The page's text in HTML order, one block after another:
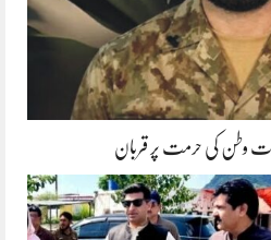
وطن کی حرمت پر قربان